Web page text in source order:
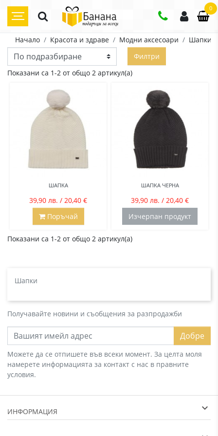
0
Начало Красота и здраве Модни аксесоари
Шапки
Филтри
Показани са 1-2 от общо 2 артикул(а)
ШАПКА
39,90 лв. / 20,40 €
Поръчай
ШАПКА ЧЕРНА
39,90 лв. / 20,40 €
Изчерпан продукт
Показани са 1-2 от общо 2 артикул(а)
Шапки
Получавайте новини и съобщения за разпродажби
Добре
Можете да се отпишете във всеки момент. За целта моля
намерете информацията за контакт с нас в правните
условия.
ИНФОРМАЦИЯ